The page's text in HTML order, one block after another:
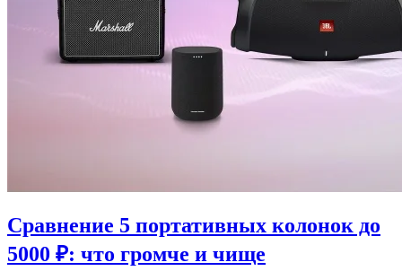
Сравнение 5 портативных колонок до
5000 ₽: что громче и чище